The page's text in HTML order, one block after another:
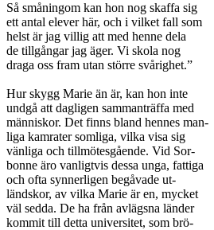
Så småningom kan hon nog skaffa sig
ett antal elever här, och i vilket fall som
helst är jag villig att med henne dela
de tillgångar jag äger. Vi skola nog
draga oss fram utan större svårighet.”
Hur skygg Marie än är, kan hon inte
undgå att dagligen sammanträffa med
människor. Det finns bland hennes man-
liga kamrater somliga, vilka visa sig
vänliga och tillmötesgående. Vid Sor-
bonne äro vanligtvis dessa unga, fattiga
och ofta synnerligen begåvade ut-
ländskor, av vilka Marie är en, mycket
väl sedda. De ha från avlägsna länder
kommit till detta universitet, som brö-